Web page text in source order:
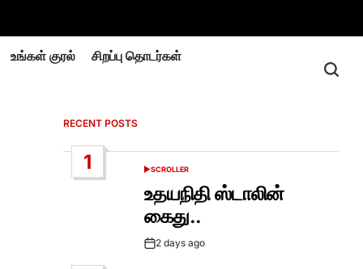
உங்கள் குரல் சிறப்பு தொடர்கள்
RECENT POSTS
1
POSTED
SCROLLER
உதயநிதி ஸ்டாலின்
கைது..
Post2 days ago